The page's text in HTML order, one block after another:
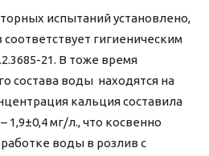
испытаний установлено,
гигиеническим
21. В тоже время
состава воды находятся на
кальция составила
1,9±0,4 мг/л., что косвенно
воды в розлив с